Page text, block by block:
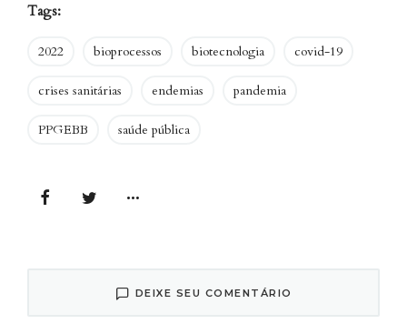
Dessa forma, os produtos têm um caminho pré-
traçado da criação à produção (ou seja, entre ciência
suprir uma alta demanda.
GALERIA |
Registros da rotina de engenheirar
Tags:
2022 bioprocessos biotecnologia covid-19
crises sanitárias endemias pandemia
PPGEBB saúde pública
DEIXE SEU COMENTÁRIO